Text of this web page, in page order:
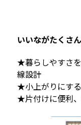
いいながたくさ
★暮らしやすさ
線設計
★小上がりにす
★片付けに便利